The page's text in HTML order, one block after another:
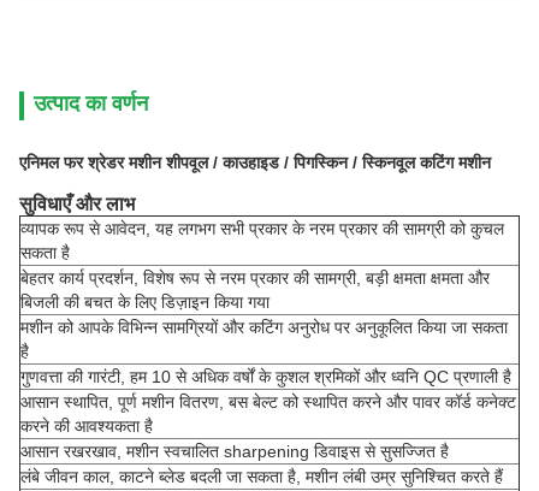
उत्पाद का वर्णन
एनिमल फर श्रेडर मशीन शीपवूल / काउहाइड / पिगस्किन / स्किनवूल कटिंग मशीन
सुविधाएँ और लाभ
व्यापक रूप से आवेदन, यह लगभग सभी प्रकार के नरम प्रकार की सामग्री को कुचल
सकता है
बेहतर कार्य प्रदर्शन, विशेष रूप से नरम प्रकार की सामग्री, बड़ी क्षमता क्षमता और
बिजली की बचत के लिए डिज़ाइन किया गया
मशीन को आपके विभिन्न सामग्रियों और कटिंग अनुरोध पर अनुकूलित किया जा सकता
है
गुणवत्ता की गारंटी, हम 10 से अधिक वर्षों के कुशल श्रमिकों और ध्वनि QC प्रणाली है
आसान स्थापित, पूर्ण मशीन वितरण, बस बेल्ट को स्थापित करने और पावर कॉर्ड कनेक्ट
करने की आवश्यकता है
आसान रखरखाव, मशीन स्वचालित sharpening डिवाइस से सुसज्जित है
लंबे जीवन काल, काटने ब्लेड बदली जा सकता है, मशीन लंबी उम्र सुनिश्चित करते हैं